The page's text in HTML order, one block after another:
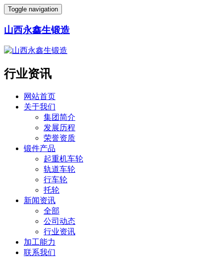
Toggle navigation
山西永鑫生锻造
行业资讯
网站首页
关于我们
集团简介
发展历程
荣誉资质
锻件产品
起重机车轮
轨道车轮
行车轮
托轮
新闻资讯
全部
公司动态
行业资讯
加工能力
联系我们